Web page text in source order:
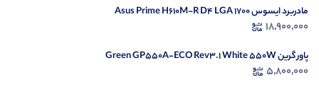
مادربرد ایسوس Asus Prime H610M-R D4 LGA 1700
18,900,000
پاور گرین Green GP550A-ECO Rev3.1 White 550W
5,800,000